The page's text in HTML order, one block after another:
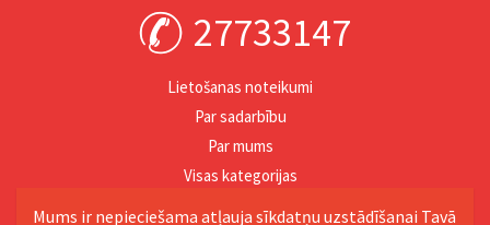
27733147
Lietošanas noteikumi
Par sadarbību
Par mums
Visas kategorijas
Mums ir nepieciešama atļauja sīkdatņu uzstādīšanai Tavā